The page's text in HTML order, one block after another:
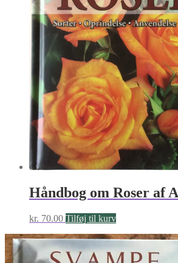
Håndbog om Roser af
kr. 70.00 Tilføj til kurv